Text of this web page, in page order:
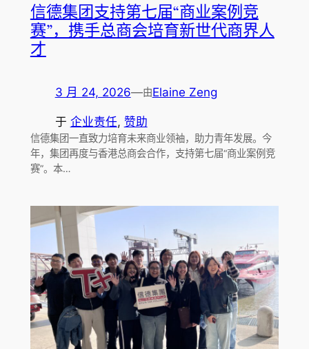
信德集团支持第七届“商业案例竞
赛”，携手总商会培育新世代商界人
才
3 月 24, 2026—由Elaine Zeng
于 企业责任, 赞助
信德集团一直致力培育未来商业领袖，助力青年发展。今
年，集团再度与香港总商会合作，支持第七届“商业案例竞
赛”。本…